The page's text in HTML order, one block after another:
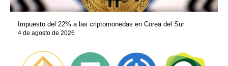
Impuesto del 22% a las criptomonedas en Corea del Sur
4 de agosto de 2026